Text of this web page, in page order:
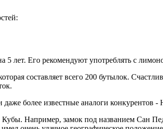
лет. Его рекомендуют употреблять с
составляет всего 200 бутылок.
более известные аналоги конкурентов -
Например, замок под названием Сан